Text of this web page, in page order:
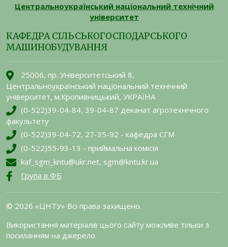
Центральноукраїнський національний технічний
університет
КАФЕДРА СІЛЬСЬКОГОСПОДАРСЬКОГО
МАШИНОБУДУВАННЯ
25006, пр. Університетський 8,
Центральноукраїнський національний технічний
університет, м.Кропивницький, УКРАЇНА
(0-522)39-04-84, 39-04-87 деканат агротехнічного
факультету
(0-522)39-04-72, 27-35-92 - кафедра СГМ
(0-522)55-93-13 - приймальна комісія
kaf_sgm_kntu@ukr.net, sgm@kntu.kr.ua
Група в ФБ
© 2026 «ЦНТУ» Всі права захищено.
Використання матеріалів цього сайту можливе тільки з
посиланням на джерело.